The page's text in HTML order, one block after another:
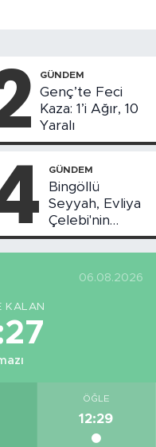
GÜNDEM
Genç’te Feci
Kaza: 1’i Ağır, 10
Yaralı
GÜNDEM
Bingöllü
Seyyah, Evliya
Çelebi'nin
Bahsettiği
Bingöl'deki O
06.08.2026
KALAN
ÖĞLE
12:29